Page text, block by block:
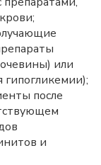
или
гипогликемии);
после
и